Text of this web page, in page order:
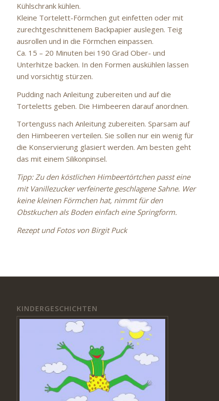
Kühlschrank kühlen.
Kleine Tortelett-Förmchen gut einfetten oder mit
zurechtgeschnittenem Backpapier auslegen. Teig
ausrollen und in die Förmchen einpassen.
Ca. 15 – 20 Minuten bei 190 Grad Ober- und
Unterhitze backen. In den Formen auskühlen lassen
und vorsichtig stürzen.
Pudding nach Anleitung zubereiten und auf die
Torteletts geben. Die Himbeeren darauf anordnen.
Tortenguss nach Anleitung zubereiten. Sparsam auf
den Himbeeren verteilen. Sie sollen nur ein wenig für
die Konservierung glasiert werden. Am besten geht
das mit einem Silikonpinsel.
Tipp: Zu den köstlichen Himbeertörtchen passt eine
mit Vanillezucker verfeinerte geschlagene Sahne. Wer
keine kleinen Förmchen hat, nimmt für den
Obstkuchen als Boden einfach eine Springform.
Rezept und Fotos von Birgit Puck
KINDERGESCHICHTEN